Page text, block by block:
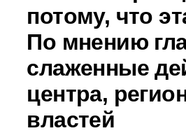
потому, что
По мнению
слаженные
центра,
властей